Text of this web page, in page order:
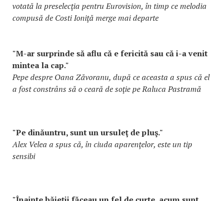
votată la preselecţia pentru Eurovision, în timp ce melodia
compusă de Costi Ioniţă merge mai departe
"M-ar surprinde să aflu că e fericită sau că i-a venit
mintea la cap."
Pepe despre Oana Zăvoranu, după ce aceasta a spus că el
a fost constrâns să o ceară de soţie pe Raluca Pastramă
"Pe dinăuntru, sunt un ursuleţ de pluş."
Alex Velea a spus că, în ciuda aparenţelor, este un tip
sensibi